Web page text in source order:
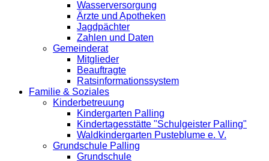
Wasserversorgung
Ärzte und Apotheken
Jagdpächter
Zahlen und Daten
Gemeinderat
Mitglieder
Beauftragte
Ratsinformationssystem
Familie & Soziales
Kinderbetreuung
Kindergarten Palling
Kindertagesstätte "Schulgeister Palling"
Waldkindergarten Pusteblume e. V.
Grundschule Palling
Grundschule